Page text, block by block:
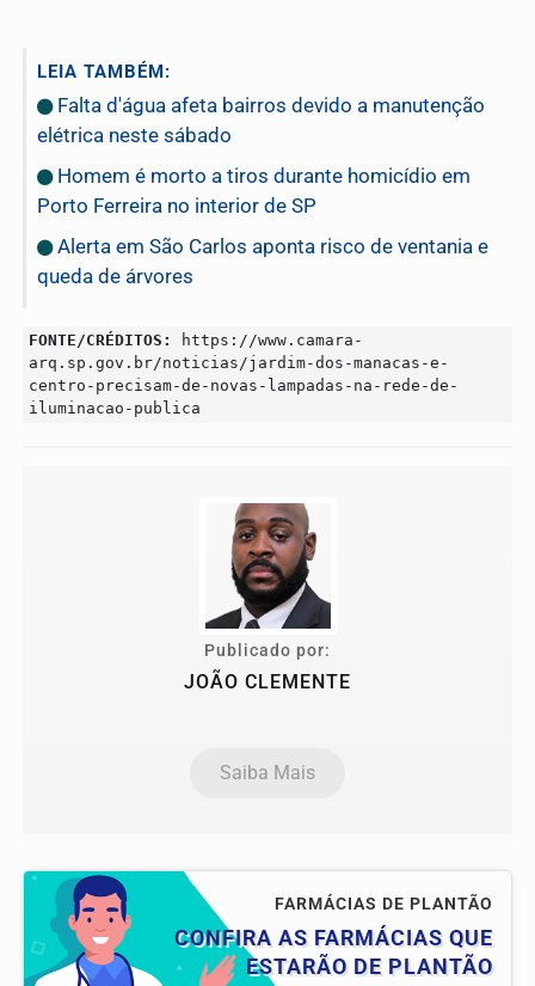
LEIA TAMBÉM:
Falta d'água afeta bairros devido a manutenção
elétrica neste sábado
Homem é morto a tiros durante homicídio em
Porto Ferreira no interior de SP
Alerta em São Carlos aponta risco de ventania e
queda de árvores
FONTE/CRÉDITOS:
https://www.camara-
arq.sp.gov.br/noticias/jardim-dos-manacas-e-
centro-precisam-de-novas-lampadas-na-rede-de-
iluminacao-publica
Publicado por:
JOÃO CLEMENTE
Saiba Mais
FARMÁCIAS DE PLANTÃO
CONFIRA AS FARMÁCIAS QUE
ESTARÃO DE PLANTÃO